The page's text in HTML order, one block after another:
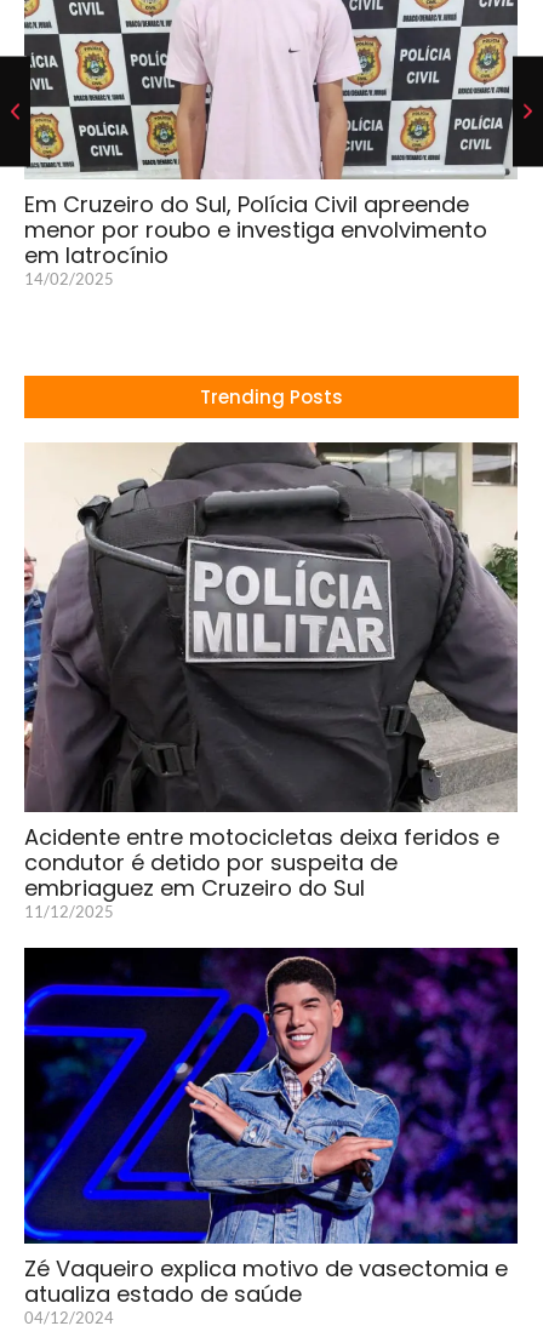
Em Cruzeiro do Sul, Polícia Civil apreende
menor por roubo e investiga envolvimento
em latrocínio
14/02/2025
Trending Posts
Acidente entre motocicletas deixa feridos e
condutor é detido por suspeita de
embriaguez em Cruzeiro do Sul
11/12/2025
Zé Vaqueiro explica motivo de vasectomia e
atualiza estado de saúde
04/12/2024